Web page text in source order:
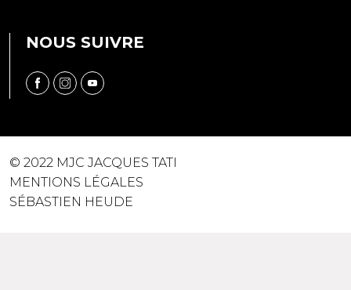
NOUS SUIVRE
© 2022 MJC JACQUES TATI
MENTIONS LÉGALES
SÉBASTIEN HEUDE